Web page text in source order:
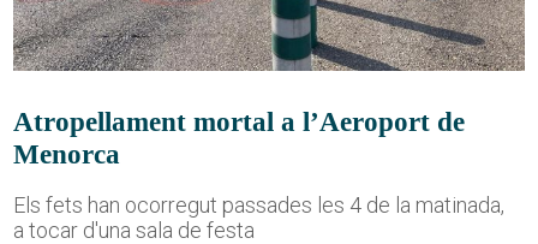
Atropellament mortal a l’Aeroport de
Menorca
Els fets han ocorregut passades les 4 de la matinada,
a tocar d'una sala de festa